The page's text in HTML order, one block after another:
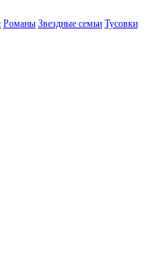
Романы Звездные семьи Тусовки